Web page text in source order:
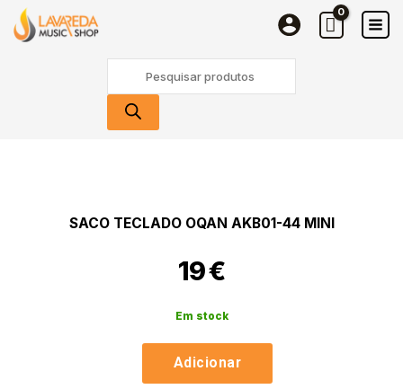
content
search
SACO TECLADO OQAN AKB01-44 MINI
19€
Em stock
Teclado
OQAN
Adicionar
OQAN
AKB01-